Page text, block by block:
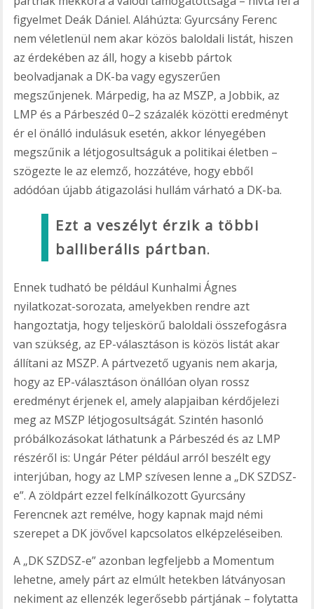
figyelmet Deák Dániel. Aláhúzta: Gyurcsány Ferenc
nem véletlenül nem akar közös baloldali listát, hiszen
az érdekében az áll, hogy a kisebb pártok
beolvadjanak a DK-ba vagy egyszerűen
megszűnjenek. Márpedig, ha az MSZP, a Jobbik, az
LMP és a Párbeszéd 0–2 százalék közötti eredményt
ér el önálló indulásuk esetén, akkor lényegében
megszűnik a létjogosultságuk a politikai életben –
szögezte le az elemző, hozzátéve, hogy ebből
adódóan újabb átigazolási hullám várható a DK-ba.
Ezt a veszélyt érzik a többi
balliberális pártban.
Ennek tudható be például Kunhalmi Ágnes
nyilatkozat-sorozata, amelyekben rendre azt
hangoztatja, hogy teljeskörű baloldali összefogásra
van szükség, az EP-választáson is közös listát akar
állítani az MSZP. A pártvezető ugyanis nem akarja,
hogy az EP-választáson önállóan olyan rossz
eredményt érjenek el, amely alapjaiban kérdőjelezi
meg az MSZP létjogosultságát. Szintén hasonló
próbálkozásokat láthatunk a Párbeszéd és az LMP
részéről is: Ungár Péter például arról beszélt egy
interjúban, hogy az LMP szívesen lenne a „DK SZDSZ-
e”. A zöldpárt ezzel felkínálkozott Gyurcsány
Ferencnek azt remélve, hogy kapnak majd némi
szerepet a DK jövővel kapcsolatos elképzeléseiben.
A „DK SZDSZ-e” azonban legfeljebb a Momentum
lehetne, amely párt az elmúlt hetekben látványosan
nekiment az ellenzék legerősebb pártjának – folytatta